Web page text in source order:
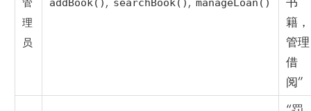
管
理
员
addBook() searchBook() manageLoan()
籍，
管理
借
阅”